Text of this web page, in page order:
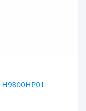
H9800HP01